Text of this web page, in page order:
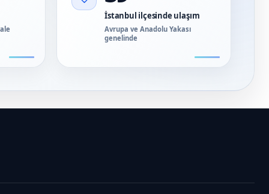
İstanbul ilçesinde ulaşım
Avrupa ve Anadolu Yakası
genelinde